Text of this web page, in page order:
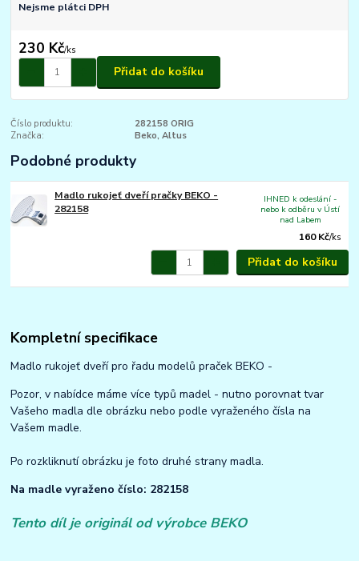
Nejsme plátci DPH
230 Kč/ks
Přidat do košíku
Číslo produktu:
282158 ORIG
Značka:
Beko, Altus
Podobné produkty
Madlo rukojeť dveří pračky BEKO -
282158
160 Kč/ks
IHNED k odeslání -
nebo k odběru v Ústí
nad Labem
Přidat do košíku
Kompletní specifikace
Madlo rukojeť dveří pro řadu modelů praček BEKO -
Pozor, v nabídce máme více typů madel - nutno porovnat tvar
Vašeho madla dle obrázku nebo podle vyraženého čísla na
Vašem madle.
Po rozkliknutí obrázku je foto druhé strany madla.
Na madle vyraženo číslo: 282158
Tento díl je originál od výrobce BEKO